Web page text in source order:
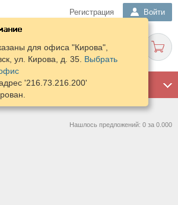
Регистрация Войти
для офиса "Кирова",
ул. Кирова, д. 35. Выбрать
'216.73.216.200'
Нашлось предложений: 0 за 0.000